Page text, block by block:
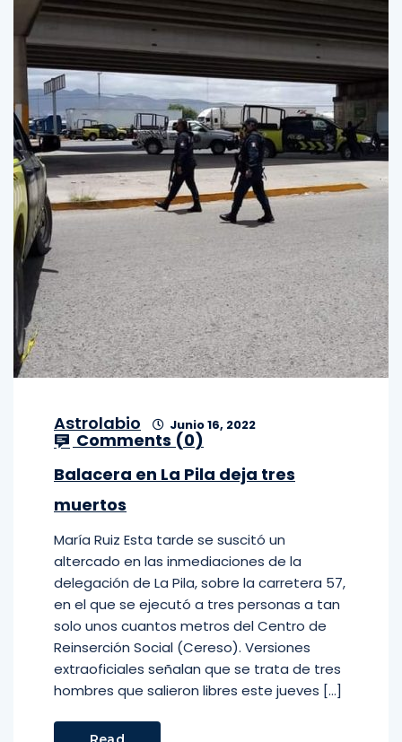
Astrolabio Junio 16, 2022
Comments (0)
Balacera en La Pila deja tres
muertos
María Ruiz Esta tarde se suscitó un
altercado en las inmediaciones de la
delegación de La Pila, sobre la carretera 57,
en el que se ejecutó a tres personas a tan
solo unos cuantos metros del Centro de
Reinserción Social (Cereso). Versiones
extraoficiales señalan que se trata de tres
hombres que salieron libres este jueves […]